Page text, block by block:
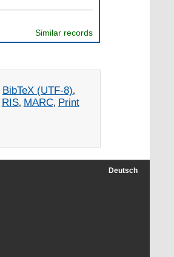
Similar records
BibTeX (UTF-8),
RIS, MARC, Print
Deutsch